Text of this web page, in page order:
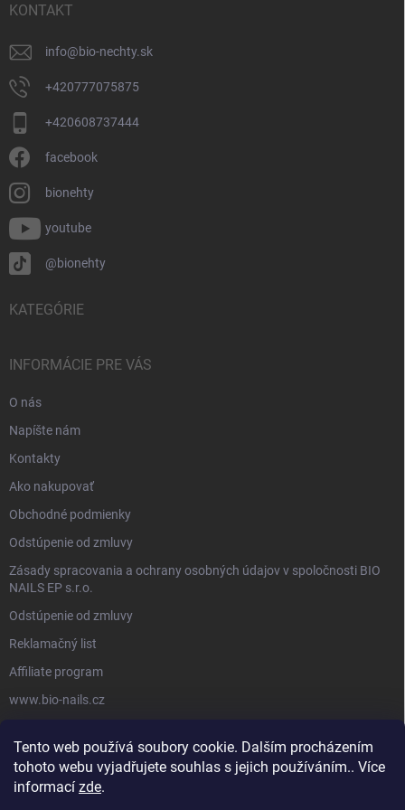
Tento web používá soubory cookie. Dalším procházením
tohoto webu vyjadřujete souhlas s jejich používáním.. Více
informací zde.
KONTAKT
info@bio-nechty.sk
+420777075875
+420608737444
facebook
bionehty
youtube
@bionehty
KATEGÓRIE
INFORMÁCIE PRE VÁS
O nás
Napíšte nám
Kontakty
Ako nakupovať
Obchodné podmienky
Odstúpenie od zmluvy
Zásady spracovania a ochrany osobných údajov v spoločnosti BIO
NAILS EP s.r.o.
Odstúpenie od zmluvy
Reklamačný list
Affiliate program
www.bio-nails.cz
FACEBOOK